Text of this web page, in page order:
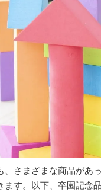
、さまざまな商品があ
す。以下、卒園記念